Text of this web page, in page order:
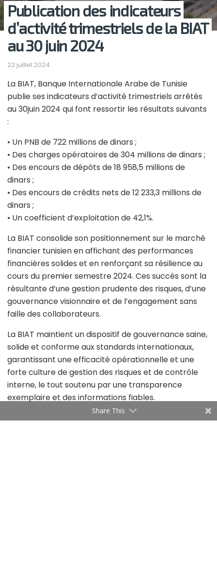
Publication des indicateurs
d’activité trimestriels de la BIAT
au 30 juin 2024
22 juillet 2024
La BIAT, Banque Internationale Arabe de Tunisie
publie ses indicateurs d’activité trimestriels arrêtés
au 30juin 2024 qui font ressortir les résultats suivants
:
• Un PNB de 722 millions de dinars ;
• Des charges opératoires de 304 millions de dinars ;
• Des encours de dépôts de 18 958,5 millions de
dinars ;
• Des encours de crédits nets de 12 233,3 millions de
dinars ;
• Un coefficient d’exploitation de 42,1%.
La BIAT consolide son positionnement sur le marché
financier tunisien en affichant des performances
financières solides et en renforçant sa résilience au
cours du premier semestre 2024. Ces succès sont la
résultante d’une gestion prudente des risques, d’une
gouvernance visionnaire et de l’engagement sans
faille des collaborateurs.
La BIAT maintient un dispositif de gouvernance saine,
solide et conforme aux standards internationaux,
garantissant une efficacité opérationnelle et une
forte culture de gestion des risques et de contrôle
interne, le tout soutenu par une transparence
exemplaire et des informations fiables.
Share This